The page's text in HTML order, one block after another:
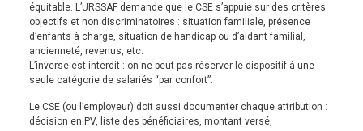
équitable. L’URSSAF demande que le CSE s’appuie sur des critères
objectifs et non discriminatoires : situation familiale, présence
d’enfants à charge, situation de handicap ou d’aidant familial,
ancienneté, revenus, etc.
L’inverse est interdit : on ne peut pas réserver le dispositif à une
seule catégorie de salariés “par confort”.
Le CSE (ou l’employeur) doit aussi documenter chaque attribution :
décision en PV, liste des bénéficiaires, montant versé,